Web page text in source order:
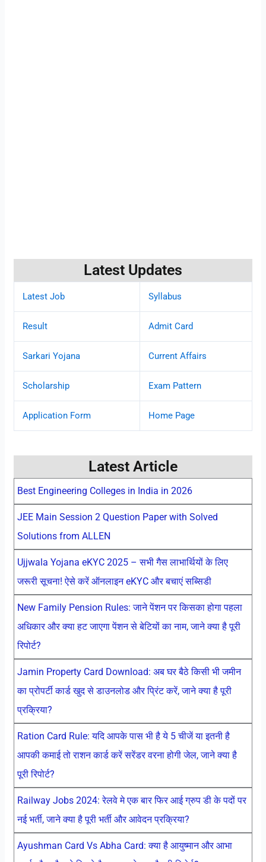
Latest Updates
Latest Job Syllabus
Result Admit Card
Sarkari Yojana Current Affairs
Scholarship Exam Pattern
Application Form Home Page
Latest Article
Best Engineering Colleges in India in 2026
JEE Main Session 2 Question Paper with Solved
Solutions from ALLEN
Ujjwala Yojana eKYC 2025 – सभी गैस लाभार्थियों के लिए
जरूरी सूचना! ऐसे करें ऑनलाइन eKYC और बचाएं सब्सिडी
New Family Pension Rules: जाने पेंशन पर किसका होगा पहला
अधिकार और क्या हट जाएगा पेंशन से बेटियों का नाम, जाने क्या है पूरी
रिपोर्ट?
Jamin Property Card Download: अब घर बैठे किसी भी जमीन
का प्रोपर्टी कार्ड खुद से डाउनलोड और प्रिंट करें, जाने क्या है पूरी
प्रक्रिया?
Ration Card Rule: यदि आपके पास भी है ये 5 चीजें या इतनी है
आपकी कमाई तो राशन कार्ड करें सरेंडर वरना होगी जेल, जाने क्या है
पूरी रिपोर्ट?
Railway Jobs 2024: रेलवे मे एक बार फिर आई ग्रुप डी के पदों पर
नई भर्ती, जाने क्या है पूरी भर्ती और आवेदन प्रक्रिया?
Ayushman Card Vs Abha Card: क्या है आयुष्मान और आभा